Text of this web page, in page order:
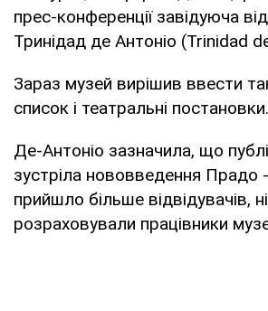
прес-конференції завідуюча
Тринідад де Антоніо (Trinidad
Зараз музей вирішив ввести
список і театральні постановки.
Де-Антоніо зазначила, що
зустріла нововведення Прадо
прийшло більше відвідувачів,
розраховували працівники